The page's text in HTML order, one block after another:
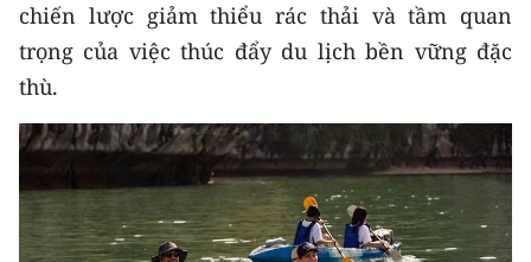
TIN MỚI
TIN ĐỊA PHƯƠNG
Trung du và miền núi phía Bắc
Đồng bằng sông Hồng
Bắc Trung Bộ
chiến lược giảm thiểu rác thải và tầm quan
trọng của việc thúc đẩy du lịch bền vững đặc
thù.